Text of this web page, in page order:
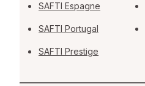
SAFTI Espagne
SAFTI Portugal
SAFTI Prestige